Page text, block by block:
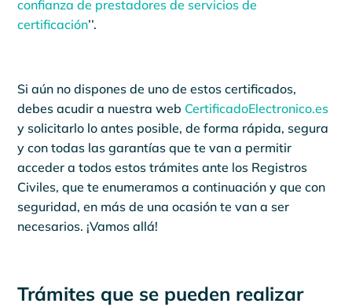
confianza de prestadores de servicios de
certificación’’.
Si aún no dispones de uno de estos certificados,
debes acudir a nuestra web CertificadoElectronico.es
y solicitarlo lo antes posible, de forma rápida, segura
y con todas las garantías que te van a permitir
acceder a todos estos trámites ante los Registros
Civiles, que te enumeramos a continuación y que con
seguridad, en más de una ocasión te van a ser
necesarios. ¡Vamos allá!
Trámites que se pueden realizar